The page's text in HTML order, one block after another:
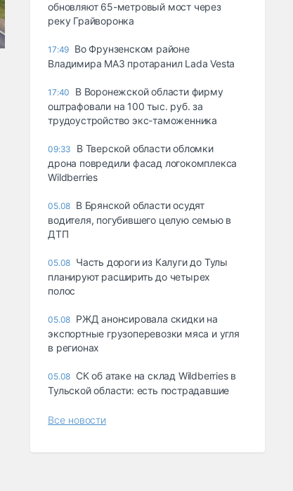
обновляют 65-метровый мост через
реку Грайворонка
17:49 Во Фрунзенском районе
Владимира МАЗ протаранил Lada Vesta
17:40
В Воронежской области фирму
оштрафовали на 100 тыс. руб. за
трудоустройство экс-таможенника
09:33
В Тверской области обломки
дрона повредили фасад логокомплекса
Wildberries
05.08 В Брянской области осудят
водителя, погубившего целую семью в
ДТП
05.08 Часть дороги из Калуги до Тулы
планируют расширить до четырех
полос
05.08 РЖД анонсировала скидки на
экспортные грузоперевозки мяса и угля
в регионах
05.08 СК об атаке на склад Wildberries в
Тульской области: есть пострадавшие
Все новости